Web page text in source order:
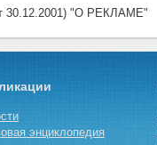
30.12.2001) "О РЕКЛАМЕ"
энциклопедия